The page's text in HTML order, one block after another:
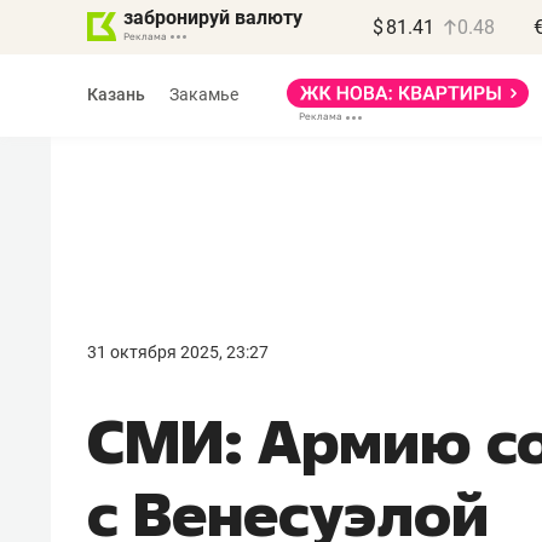
забронируй валюту $ 81.41 0.48
Казань Закамье
31 октября 2025, 23:27
СМИ: Армию
с Венесуэлой
правил, бизнес может
потерять минимум